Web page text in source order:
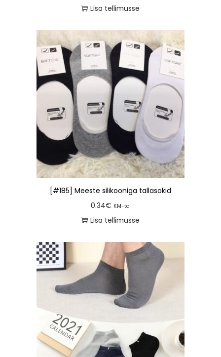
Lisa tellimusse
[#185] Meeste silikooniga tallasokid
0.34€ KM-ta
Lisa tellimusse